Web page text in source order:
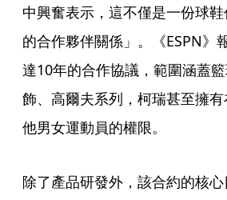
中興奮表示，這不僅是一份球
的合作夥伴關係」。《ESPN》
達10年的合作協議，範圍涵蓋
飾、高爾夫系列，柯瑞甚至擁
他男女運動員的權限。
除了產品研發外，該合約的核